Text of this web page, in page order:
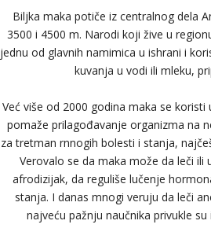
Biljka maka potiče iz centralnog dela
3500 i 4500 m. Narodi koji žive u
jednu od glavnih namimica u ishrani i
kuvanja u vodi ili mleku,
Već više od 2000 godina maka se
pomaže prilagođavanje organizma na
za tretman rnnogih bolesti i stanja,
Verovalo se da maka može da leči
afrodizijak, da reguliše lučenje
stanja. I danas mnogi veruju da leči
najveću pažnju naučnika privukle